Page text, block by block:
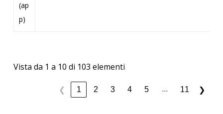
(ap
p)
Vista da 1 a 10 di 103 elementi
❮ 1 2 3 4 5 … 11 ❯